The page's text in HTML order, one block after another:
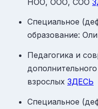
Специальное
образование:
Педагогика и
взрослых ЗДЕСЬ
Специальное